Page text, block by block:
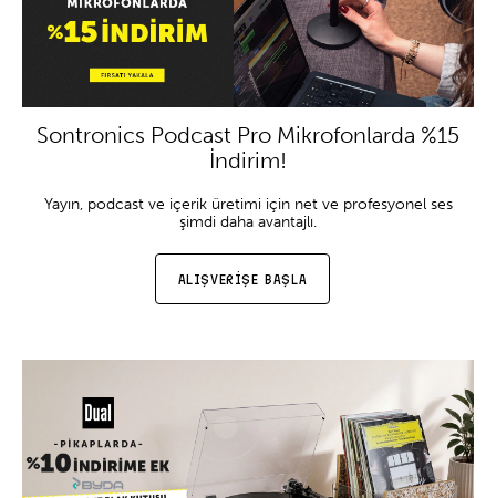
Sontronics Podcast Pro Mikrofonlarda %15
İndirim!
Yayın, podcast ve içerik üretimi için net ve profesyonel ses
şimdi daha avantajlı.
ALIŞVERİŞE BAŞLA